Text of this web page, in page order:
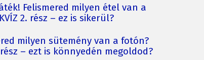
Felismered milyen étel van a
2. rész – ez is sikerül?
milyen sütemény van a fotón?
rész – ezt is könnyedén megoldod?